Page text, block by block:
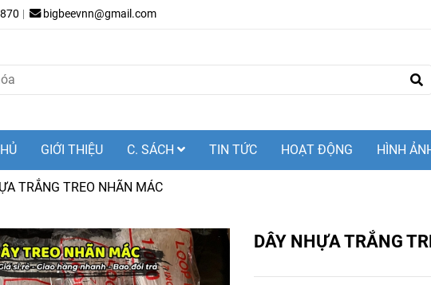
bigbeevnn@gmail.com
GIỚI THIỆU C. SÁCH TIN TỨC HOẠT ĐỘNG HÌNH
TRẮNG TREO NHÃN MÁC
DÂY NHỰA TRẮNG